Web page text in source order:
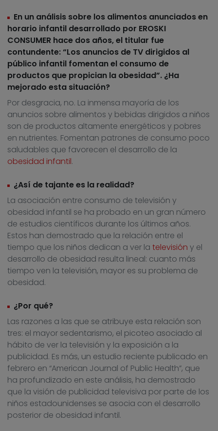
En un análisis sobre los alimentos anunciados en
horario infantil desarrollado por EROSKI
CONSUMER hace dos años, el titular fue
contundente: “Los anuncios de TV dirigidos al
público infantil fomentan el consumo de
productos que propician la obesidad”. ¿Ha
mejorado esta situación?
Por desgracia, no. La inmensa mayoría de los
anuncios sobre alimentos y bebidas dirigidos a niños
son de productos altamente energéticos y pobres
en nutrientes. Fomentan patrones de consumo poco
saludables que favorecen el desarrollo de la
obesidad infantil.
¿Así de tajante es la realidad?
La asociación entre consumo de televisión y
obesidad infantil se ha probado en un gran número
de estudios científicos durante los últimos años.
Estos han demostrado que la relación entre el
tiempo que los niños dedican a ver la televisión y el
desarrollo de obesidad resulta lineal: cuanto más
tiempo ven la televisión, mayor es su problema de
obesidad.
¿Por qué?
Las razones a las que se atribuye esta relación son
tres: el mayor sedentarismo, el picoteo asociado al
hábito de ver la televisión y la exposición a la
publicidad. Es más, un estudio reciente publicado en
febrero en “American Journal of Public Health”, que
ha profundizado en este análisis, ha demostrado
que la visión de publicidad televisiva por parte de los
niños estadounidenses se asocia con el desarrollo
posterior de obesidad infantil.